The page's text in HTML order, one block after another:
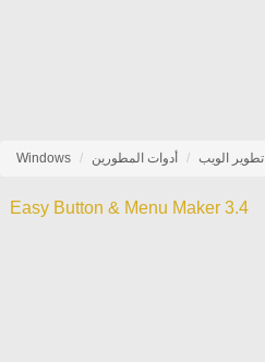
Windows أدوات المطورين تطوير الويب
Easy Button & Menu Maker 3.4